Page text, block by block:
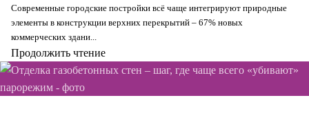
Современные городские постройки всё чаще интегрируют природные
элементы в конструкции верхних перекрытий – 67% новых
коммерческих здани...
Продолжить чтение